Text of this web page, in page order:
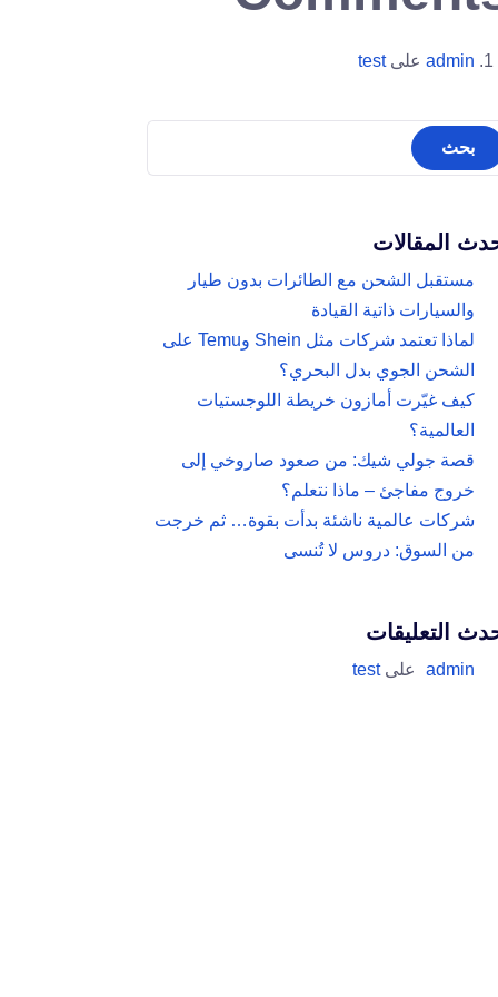
admin علىtest
المقالات
مستقبل الشحن مع الطائرات بدون طيار
والسيارات ذاتية القيادة
لماذا تعتمد شركات مثل Shein وTemu على
الشحن الجوي بدل البحري؟
كيف غيّرت أمازون خريطة اللوجستيات
العالمية؟
قصة جولي شيك: من صعود صاروخي إلى
خروج مفاجئ – ماذا نتعلم؟
شركات عالمية ناشئة بدأت بقوة… ثم خرجت
من السوق: دروس لا تُنسى
التعليقات
admin علىtest